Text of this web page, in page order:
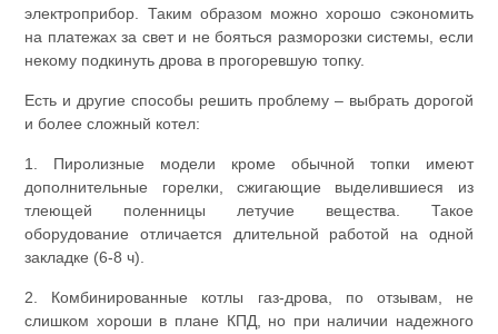
электроприбор. Таким образом можно хорошо сэкономить
на платежах за свет и не бояться разморозки системы, если
некому подкинуть дрова в прогоревшую топку.
Есть и другие способы решить проблему – выбрать дорогой
и более сложный котел:
1. Пиролизные модели кроме обычной топки имеют
дополнительные горелки, сжигающие выделившиеся из
тлеющей поленницы летучие вещества. Такое
оборудование отличается длительной работой на одной
закладке (6-8 ч).
2. Комбинированные котлы газ-дрова, по отзывам, не
слишком хороши в плане КПД, но при наличии надежного